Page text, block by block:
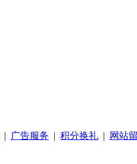
| 广告服务 | 积分换礼 | 网站